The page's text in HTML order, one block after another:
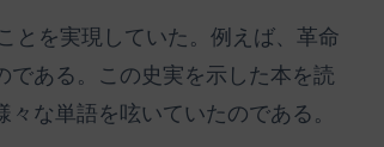
とを実現していた。例えば、革命
である。この史実を示した本を読
な単語を呟いていたのである。